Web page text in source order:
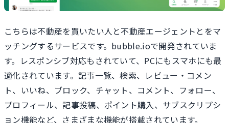
こちらは不動産を買いたい人と不動産エージェントとをマ
ッチングするサービスです。bubble.ioで開発されていま
す。レスポンシブ対応もされていて、PCにもスマホにも最
適化されています。記事一覧、検索、レビュー・コメン
ト、いいね、ブロック、チャット、コメント、フォロー、
プロフィール、記事投稿、ポイント購入、サブスクリプシ
ョン機能など、さまざまな機能が搭載されています。